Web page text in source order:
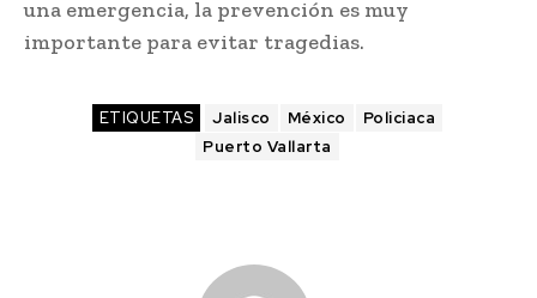
una emergencia, la prevención es muy
importante para evitar tragedias.
ETIQUETAS Jalisco México
Policiaca
Puerto Vallarta